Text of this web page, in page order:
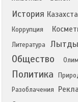
История
Коррупция
Литература
Общество
Политика
Разоблачения